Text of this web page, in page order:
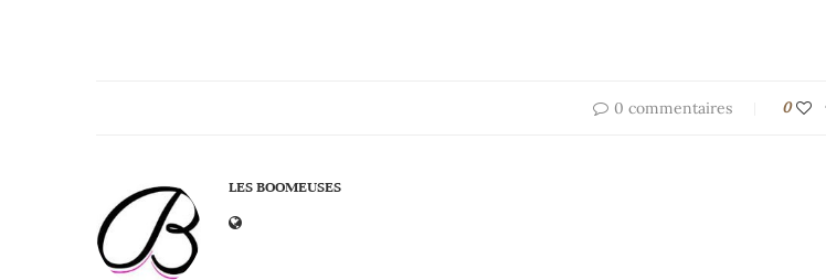
0 commentaires 0
LES BOOMEUSES